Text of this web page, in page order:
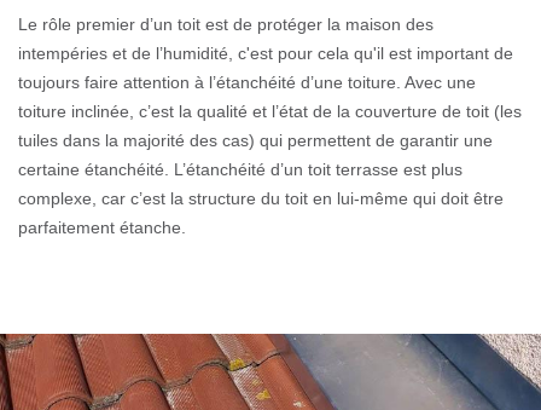
Le rôle premier d’un toit est de protéger la maison des
intempéries et de l’humidité, c'est pour cela qu'il est important de
toujours faire attention à l’étanchéité d’une toiture. Avec une
toiture inclinée, c’est la qualité et l’état de la couverture de toit (les
tuiles dans la majorité des cas) qui permettent de garantir une
certaine étanchéité. L’étanchéité d’un toit terrasse est plus
complexe, car c’est la structure du toit en lui-même qui doit être
parfaitement étanche.